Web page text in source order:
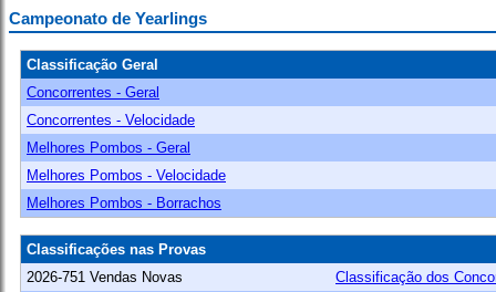
Campeonato de Yearlings
Classificação Geral
Concorrentes - Geral
Concorrentes - Velocidade
Melhores Pombos - Geral
Melhores Pombos - Velocidade
Melhores Pombos - Borrachos
Classificações nas Provas
2026-751 Vendas Novas
Classificação dos